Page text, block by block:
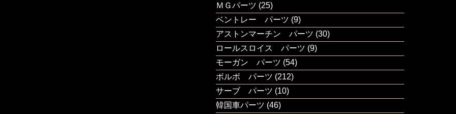
ＭＧパーツ (25)
ベントレー パーツ (9)
アストンマーチン パーツ (30)
ロールスロイス パーツ (9)
モーガン パーツ (54)
ボルボ パーツ (212)
サーブ パーツ (10)
韓国車パーツ (46)